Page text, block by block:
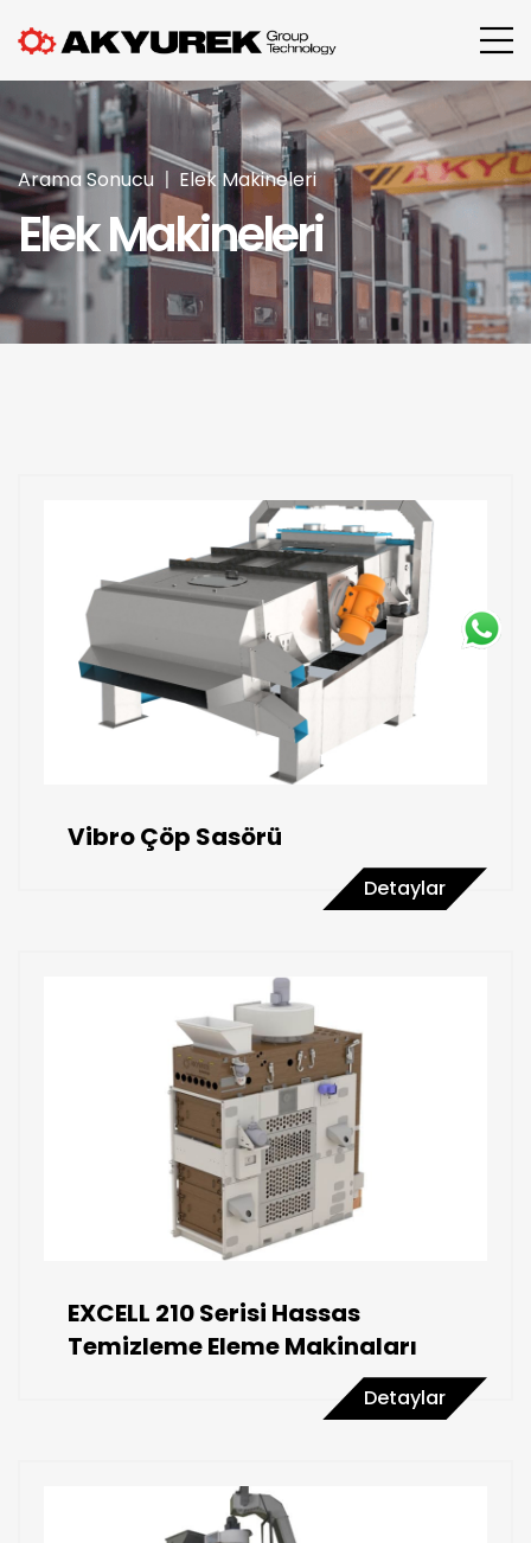
Arama Sonucu Elek Makineleri
Elek Makineleri
Vibro Çöp Sasörü
Detaylar
EXCELL 210 Serisi Hassas
Temizleme Eleme Makinaları
Detaylar